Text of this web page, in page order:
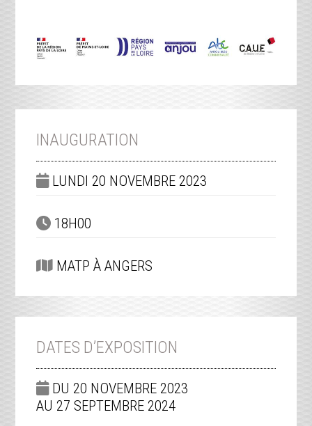
INAUGURATION
LUNDI 20 NOVEMBRE 2023
18H00
MATP À ANGERS
DATES D’EXPOSITION
DU 20 NOVEMBRE 2023
AU 27 SEPTEMBRE 2024